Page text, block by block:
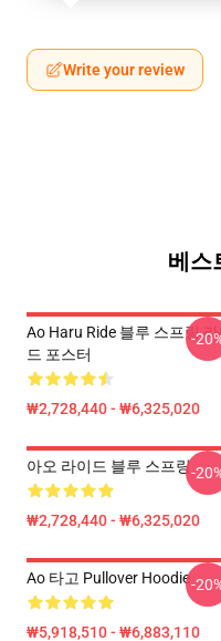
Write your review
베스
Ao Haru Ride 블루 스프링 라
드 포스터
₩2,728,440 - ₩6,325,020
-
아오 라이드 블루 스프링
₩2,728,440 - ₩6,325,020
-
Ao 타고 Pullover Hoodie
₩5,918,510 - ₩6,883,110
-